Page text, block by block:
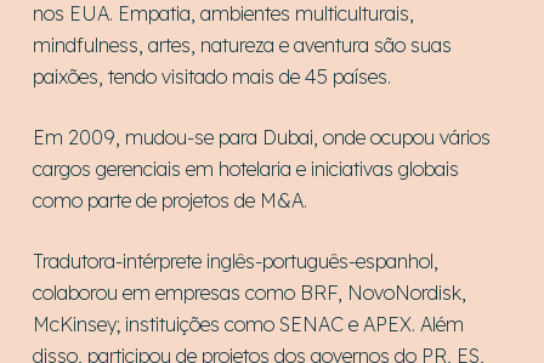
nos EUA. Empatia, ambientes multiculturais,
mindfulness, artes, natureza e aventura são suas
paixões, tendo visitado mais de 45 países.
Em 2009, mudou-se para Dubai, onde ocupou vários
cargos gerenciais em hotelaria e iniciativas globais
como parte de projetos de M&A.
Tradutora-intérprete inglês-português-espanhol,
colaborou em empresas como BRF, NovoNordisk,
McKinsey; instituições como SENAC e APEX. Além
disso, participou de projetos dos governos do PR, ES,